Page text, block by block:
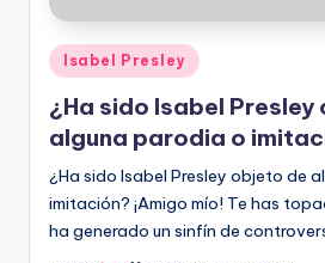
Publicado
en
Isabel Presley
¿Ha sido Isabel
alguna parodia o
¿Ha sido Isabel Presley objeto de
imitación? ¡Amigo mío! Te has
ha generado un sinfín de